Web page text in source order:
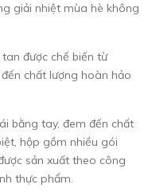
giải nhiệt mùa hè không
được chế biến từ
chất lượng hoàn hảo
bằng tay, đem đến chất
hộp gồm nhiều gói
sản xuất theo công
thực phẩm.